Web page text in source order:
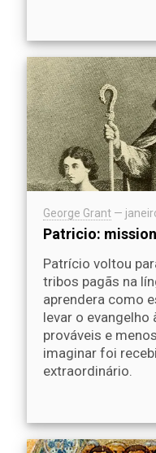
George Grant —
Patricio:
Patrício voltou
tribos pagãs na
aprendera como
levar o evangelho
prováveis ​​e
imaginar foi
extraordinário.